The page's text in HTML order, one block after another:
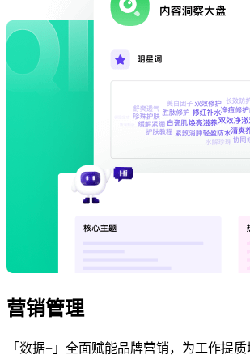
营销管理
「数据+」全面赋能品牌营销，为工作提